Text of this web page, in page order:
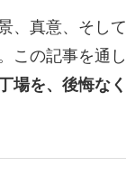
、真意、そ
この記事を
場を、後悔な